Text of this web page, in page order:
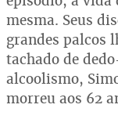
mesma. Seus
grandes palcos
tachado de
alcoolismo,
morreu aos 62